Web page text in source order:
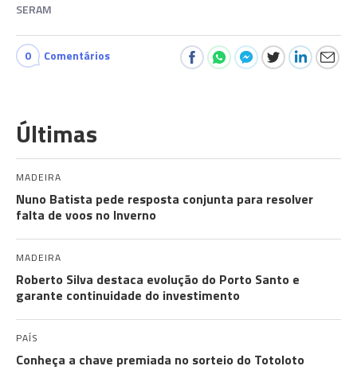
SERAM
0 Comentários
Últimas
MADEIRA
Nuno Batista pede resposta conjunta para resolver
falta de voos no Inverno
MADEIRA
Roberto Silva destaca evolução do Porto Santo e
garante continuidade do investimento
PAÍS
Conheça a chave premiada no sorteio do Totoloto